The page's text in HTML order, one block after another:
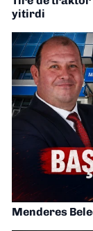
yitirdi
Menderes